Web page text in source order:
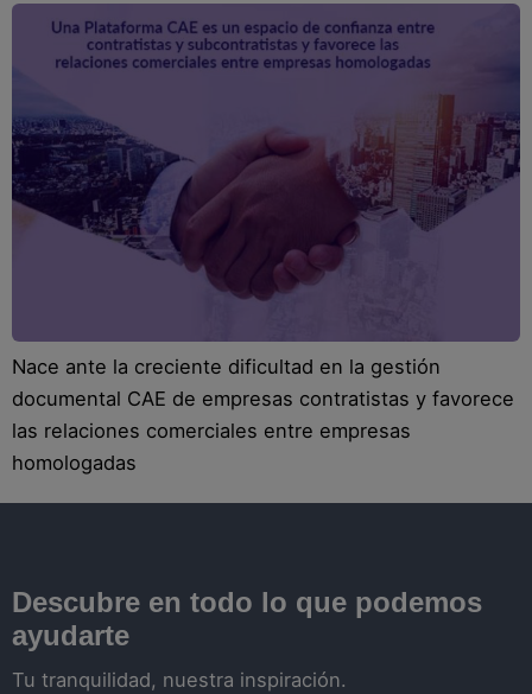
Recursos
Español
Hablemos
Nace ante la creciente dificultad en la gestión
documental CAE de empresas contratistas y favorece
las relaciones comerciales entre empresas
homologadas
Descubre en todo lo que podemos
ayudarte
Tu tranquilidad, nuestra inspiración.